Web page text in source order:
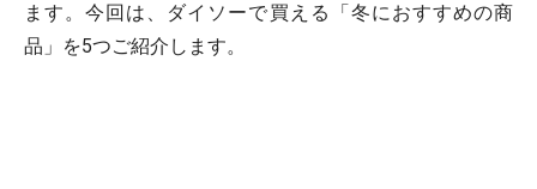
ます。今回は、ダイソーで買える「冬におすすめの商
品」を5つご紹介します。